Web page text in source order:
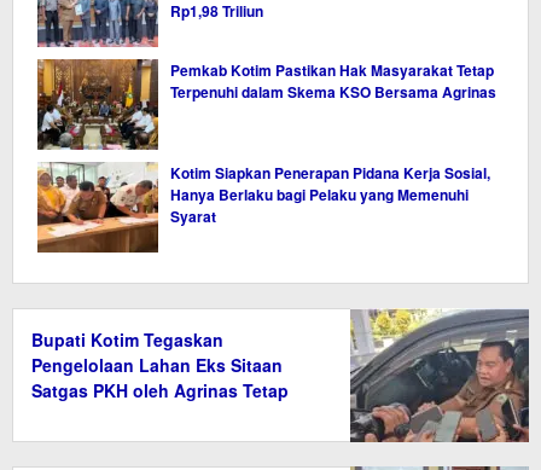
Rp1,98 Triliun
Pemkab Kotim Pastikan Hak Masyarakat Tetap
Terpenuhi dalam Skema KSO Bersama Agrinas
Kotim Siapkan Penerapan Pidana Kerja Sosial,
Hanya Berlaku bagi Pelaku yang Memenuhi
Syarat
Bupati Kotim Tegaskan
Pengelolaan Lahan Eks Sitaan
Satgas PKH oleh Agrinas Tetap